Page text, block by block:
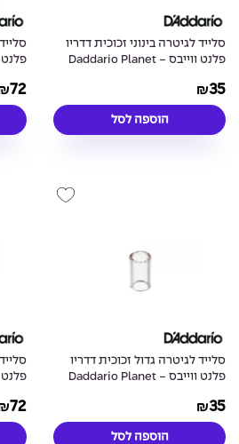
סלייד לגיטרה בינוני זכוכית דדריו
פלנט ווייבס - Daddario Planet
Medium
₪35
הוספה לסל
₪72
סלייד לגיטרה גדול זכוכית דדריו
פלנט ווייבס - Daddario Planet
Large
₪35
הוספה לסל
₪72